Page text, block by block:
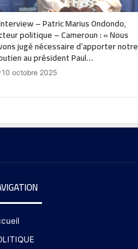
– Patric Marius Ondondo,
politique – Cameroun : « Nous
jugé nécessaire d’apporter notre
au président Paul…
10 octobre 2025